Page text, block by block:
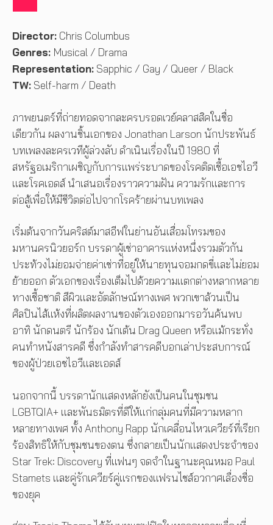
Director: Chris Columbus
Genres: Musical / Drama
Representation: Sapphic / Gay / Queer / Black
TW: Self-harm / Death
ภาพยนตร์ที่ถ่ายทอดจากละครบรอดเวย์คลาสสิคในชื่อ
เดียวกัน ผลงานชิ้นเอกของ Jonathan Larson นักประพันธ์
บทเพลงละครเวทีผู้ล่วงลับ ดำเนินเรื่องในปี 1980 ที่
สหรัฐอเมริกาเผชิญกับการแพร่ระบาดของโรคติดเชื้อเอชไอวี
และโรคเอดส์ นำเสนอเรื่องราวความฝัน ความรักและการ
ต่อสู้เพื่อให้มีชีวิตต่อไปจากโรคร้ายผ่านบทเพลง
เริ่มต้นจากวันคริสต์มาสอีฟในย่านอันเสื่อมโทรมของ
มหานครนิวยอร์ก บรรดาผู้เช่าอาคารแห่งหนึ่งรวมตัวกัน
ประท้วงไม่ยอมจ่ายค่าเช่าที่อยู่ให้นายทุนจอมกดขี่และไม่ยอม
ย้ายออก ตัวเอกของเรื่องเต็มไปด้วยความแตกต่างหลากหลาย
ทางเชื้อชาติ สีผิวและอัตลักษณ์ทางเพศ พวกเขาล้วนเป็น
ศิลปินไส้แห้งที่ผลิตผลงานของตัวเองออกมารอวันค้นพบ
อาทิ นักดนตรี นักร้อง นักเต้น Drag Queen หรือแม้กระทั่ง
คนทำหนังสารคดี ซึ่งกำลังทำสารคดีบอกเล่าประสบการณ์
ของผู้ป่วยเอชไอวีและเอดส์
นอกจากนี้ บรรดานักแสดงหลักยังเป็นคนในชุมชน
LGBTQIA+ และพันธมิตรที่ดีให้แก่กลุ่มคนที่มีความหลาก
หลายทางเพศ ทั้ง Anthony Rapp นักเคลื่อนไหวเควียร์ที่เรียก
ร้องสิทธิให้กับชุมชนของตน ซึ่งกลายเป็นนักแสดงประจำของ
Star Trek: Discovery ที่แฟนๆ จดจำในฐานะคุณหมอ Paul
Stamets และคู่รักเควียร์คู่แรกของแฟรนไชส์อวกาศเลื่องชื่อ
ของยุค